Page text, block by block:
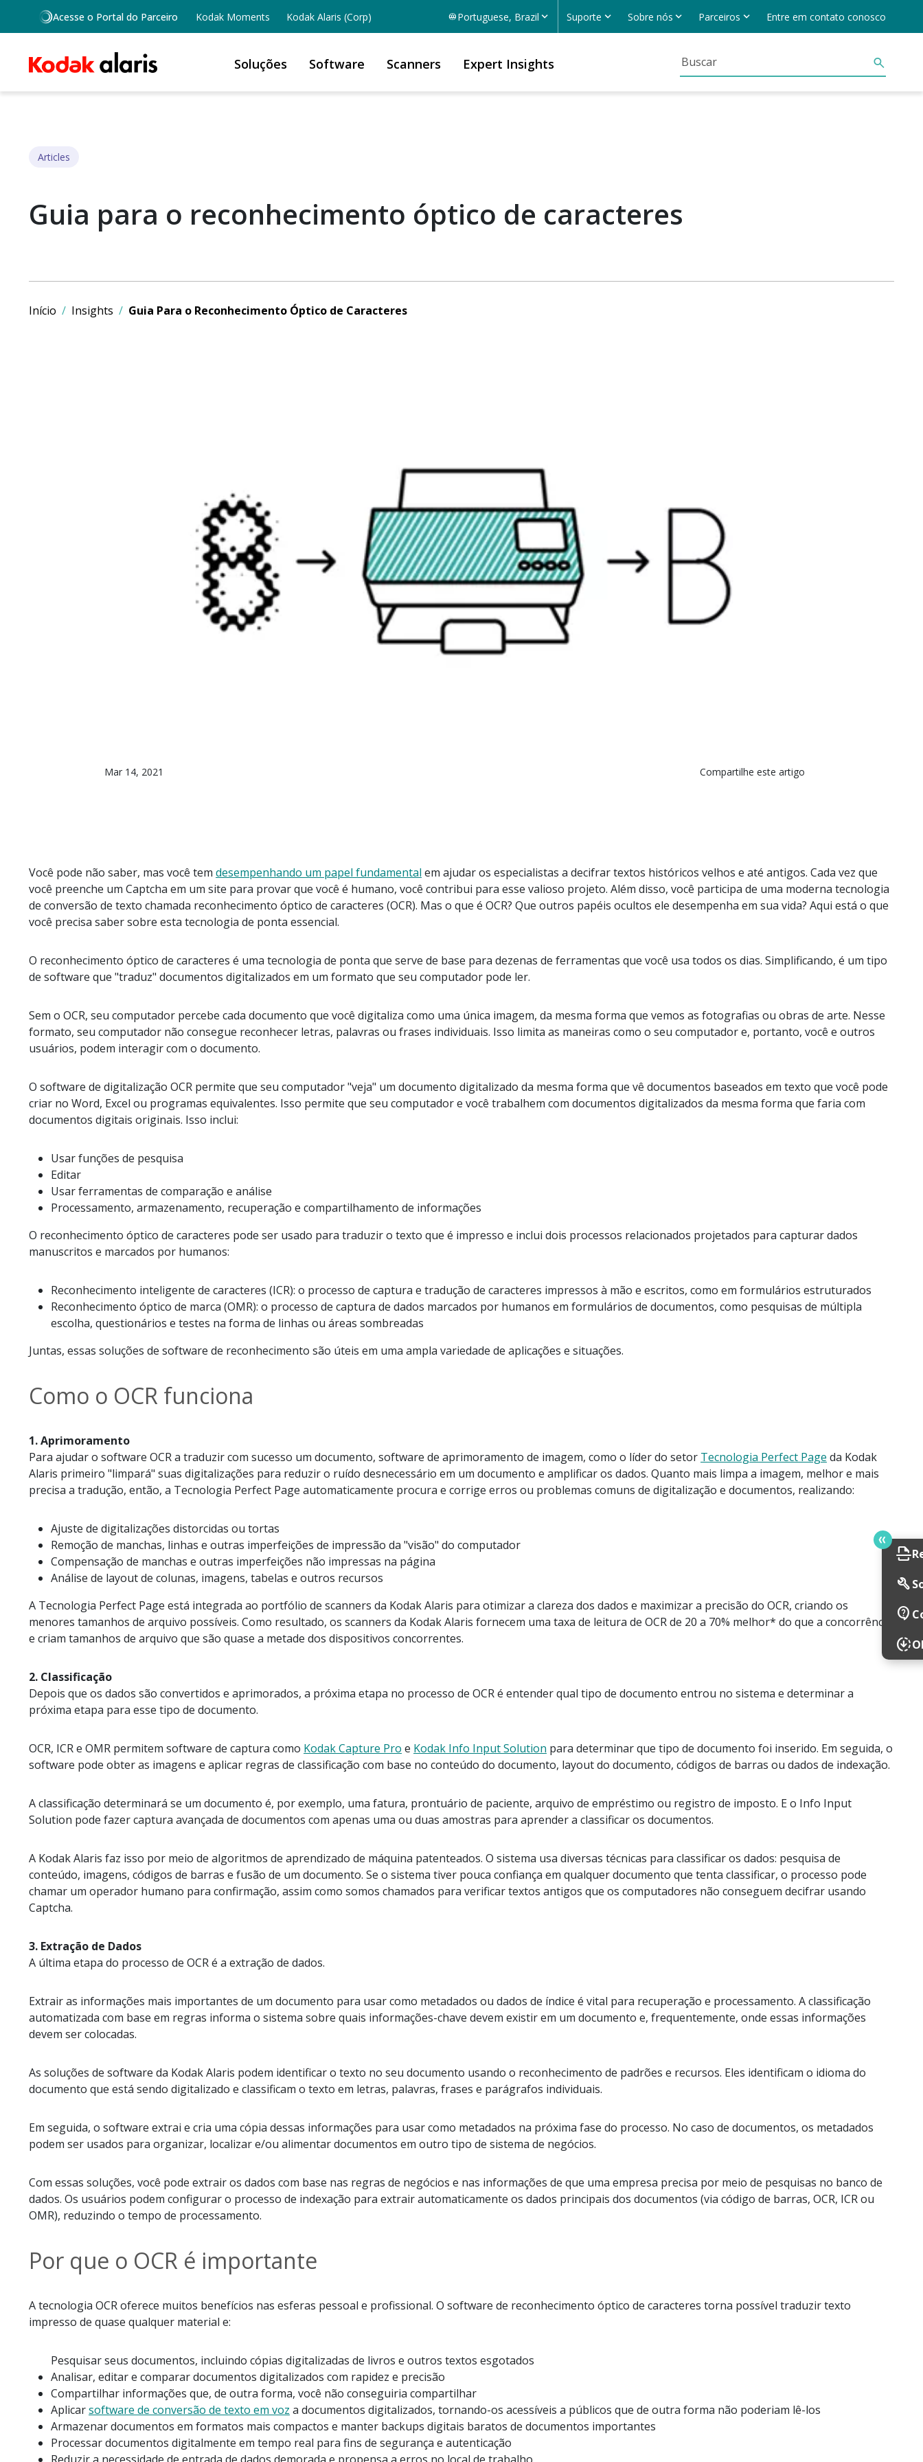
Skip to main content
Acesse o Portal do Parceiro Kodak Moments Kodak Alaris (Corp) Portuguese, Brazil Suporte Sobre nós Parceiros Entre em contato conosco
Soluções Software Scanners Expert Insights
Articles
Guia para o reconhecimento óptico de caracteres
Início Insights Guia Para o Reconhecimento Óptico de Caracteres
Mar 14, 2021 Compartilhe este artigo
Você pode não saber, mas você tem desempenhando um papel fundamental em ajudar os especialistas a decifrar textos históricos velhos e até antigos. Cada vez que
você preenche um Captcha em um site para provar que você é humano, você contribui para esse valioso projeto. Além disso, você participa de uma moderna tecnologia
de conversão de texto chamada reconhecimento óptico de caracteres (OCR). Mas o que é OCR? Que outros papéis ocultos ele desempenha em sua vida? Aqui está o que
você precisa saber sobre esta tecnologia de ponta essencial.
O reconhecimento óptico de caracteres é uma tecnologia de ponta que serve de base para dezenas de ferramentas que você usa todos os dias. Simplificando, é um tipo
de software que "traduz" documentos digitalizados em um formato que seu computador pode ler.
Sem o OCR, seu computador percebe cada documento que você digitaliza como uma única imagem, da mesma forma que vemos as fotografias ou obras de arte. Nesse
formato, seu computador não consegue reconhecer letras, palavras ou frases individuais. Isso limita as maneiras como o seu computador e, portanto, você e outros
usuários, podem interagir com o documento.
O software de digitalização OCR permite que seu computador "veja" um documento digitalizado da mesma forma que vê documentos baseados em texto que você pode
criar no Word, Excel ou programas equivalentes. Isso permite que seu computador e você trabalhem com documentos digitalizados da mesma forma que faria com
documentos digitais originais. Isso inclui:
Usar funções de pesquisa
Editar
Usar ferramentas de comparação e análise
Processamento, armazenamento, recuperação e compartilhamento de informações
O reconhecimento óptico de caracteres pode ser usado para traduzir o texto que é impresso e inclui dois processos relacionados projetados para capturar dados
manuscritos e marcados por humanos:
Reconhecimento inteligente de caracteres (ICR): o processo de captura e tradução de caracteres impressos à mão e escritos, como em formulários estruturados
Reconhecimento óptico de marca (OMR): o processo de captura de dados marcados por humanos em formulários de documentos, como pesquisas de múltipla
escolha, questionários e testes na forma de linhas ou áreas sombreadas
Juntas, essas soluções de software de reconhecimento são úteis em uma ampla variedade de aplicações e situações.
Como o OCR funciona
1. Aprimoramento
Para ajudar o software OCR a traduzir com sucesso um documento, software de aprimoramento de imagem, como o líder do setor Tecnologia Perfect Page da Kodak
Alaris primeiro "limpará" suas digitalizações para reduzir o ruído desnecessário em um documento e amplificar os dados. Quanto mais limpa a imagem, melhor e mais
precisa a tradução, então, a Tecnologia Perfect Page automaticamente procura e corrige erros ou problemas comuns de digitalização e documentos, realizando:
Ajuste de digitalizações distorcidas ou tortas
Remoção de manchas, linhas e outras imperfeições de impressão da "visão" do computador
Compensação de manchas e outras imperfeições não impressas na página
Análise de layout de colunas, imagens, tabelas e outros recursos
A Tecnologia Perfect Page está integrada ao portfólio de scanners da Kodak Alaris para otimizar a clareza dos dados e maximizar a precisão do OCR, criando os
menores tamanhos de arquivo possíveis. Como resultado, os scanners da Kodak Alaris fornecem uma taxa de leitura de OCR de 20 a 70% melhor* do que a concorrência
e criam tamanhos de arquivo que são quase a metade dos dispositivos concorrentes.
2. Classificação
Depois que os dados são convertidos e aprimorados, a próxima etapa no processo de OCR é entender qual tipo de documento entrou no sistema e determinar a
próxima etapa para esse tipo de documento.
OCR, ICR e OMR permitem software de captura como Kodak Capture Pro e Kodak Info Input Solution para determinar que tipo de documento foi inserido. Em seguida, o
software pode obter as imagens e aplicar regras de classificação com base no conteúdo do documento, layout do documento, códigos de barras ou dados de indexação.
A classificação determinará se um documento é, por exemplo, uma fatura, prontuário de paciente, arquivo de empréstimo ou registro de imposto. E o Info Input
Solution pode fazer captura avançada de documentos com apenas uma ou duas amostras para aprender a classificar os documentos.
A Kodak Alaris faz isso por meio de algoritmos de aprendizado de máquina patenteados. O sistema usa diversas técnicas para classificar os dados: pesquisa de
conteúdo, imagens, códigos de barras e fusão de um documento. Se o sistema tiver pouca confiança em qualquer documento que tenta classificar, o processo pode
chamar um operador humano para confirmação, assim como somos chamados para verificar textos antigos que os computadores não conseguem decifrar usando
Captcha.
3. Extração de Dados
A última etapa do processo de OCR é a extração de dados.
Extrair as informações mais importantes de um documento para usar como metadados ou dados de índice é vital para recuperação e processamento. A classificação
automatizada com base em regras informa o sistema sobre quais informações-chave devem existir em um documento e, frequentemente, onde essas informações
devem ser colocadas.
As soluções de software da Kodak Alaris podem identificar o texto no seu documento usando o reconhecimento de padrões e recursos. Eles identificam o idioma do
documento que está sendo digitalizado e classificam o texto em letras, palavras, frases e parágrafos individuais.
Em seguida, o software extrai e cria uma cópia dessas informações para usar como metadados na próxima fase do processo. No caso de documentos, os metadados
podem ser usados para organizar, localizar e/ou alimentar documentos em outro tipo de sistema de negócios.
Com essas soluções, você pode extrair os dados com base nas regras de negócios e nas informações de que uma empresa precisa por meio de pesquisas no banco de
dados. Os usuários podem configurar o processo de indexação para extrair automaticamente os dados principais dos documentos (via código de barras, OCR, ICR ou
OMR), reduzindo o tempo de processamento.
Por que o OCR é importante
A tecnologia OCR oferece muitos benefícios nas esferas pessoal e profissional. O software de reconhecimento óptico de caracteres torna possível traduzir texto
impresso de quase qualquer material e:
Pesquisar seus documentos, incluindo cópias digitalizadas de livros e outros textos esgotados
Analisar, editar e comparar documentos digitalizados com rapidez e precisão
Compartilhar informações que, de outra forma, você não conseguiria compartilhar
Aplicarsoftware de conversão de texto em voz a documentos digitalizados, tornando-os acessíveis a públicos que de outra forma não poderiam lê-los
Armazenar documentos em formatos mais compactos e manter backups digitais baratos de documentos importantes
Processar documentos digitalmente em tempo real para fins de segurança e autenticação
scan
build
contact_support
downloading